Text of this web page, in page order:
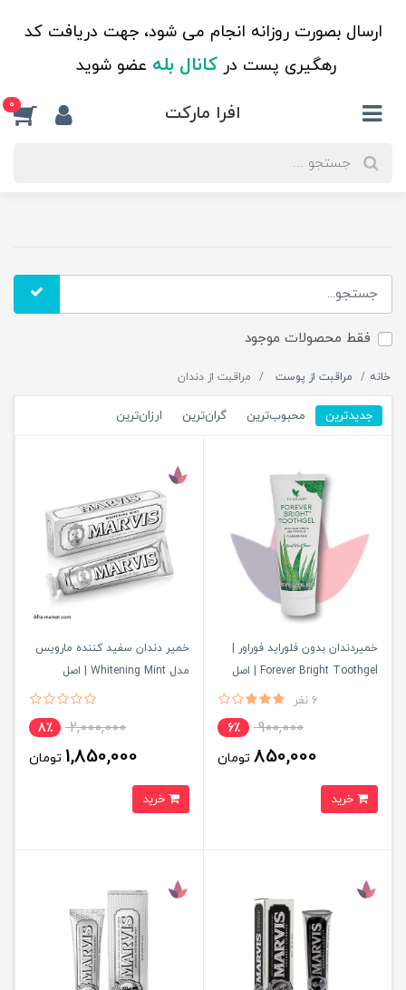
ارسال بصورت روزانه انجام می شود، جهت دریافت کد
رهگیری پست درکانال بله عضو شوید
افرا مارکت 0
فقط محصولات موجود
خانه مراقبت از پوست مراقبت از دندان
جدیدترین محبوب‌ترین گران‌ترین ارزان‌ترین
خمیردندان بدون فلوراید فوراور |
Forever Bright Toothgel | اصل
6 نفر
900,000 6٪
850,000 تومان
خمیر دندان سفید کننده مارویس
مدل Whitening Mint | اصل
2,000,000 8٪
1,850,000 تومان